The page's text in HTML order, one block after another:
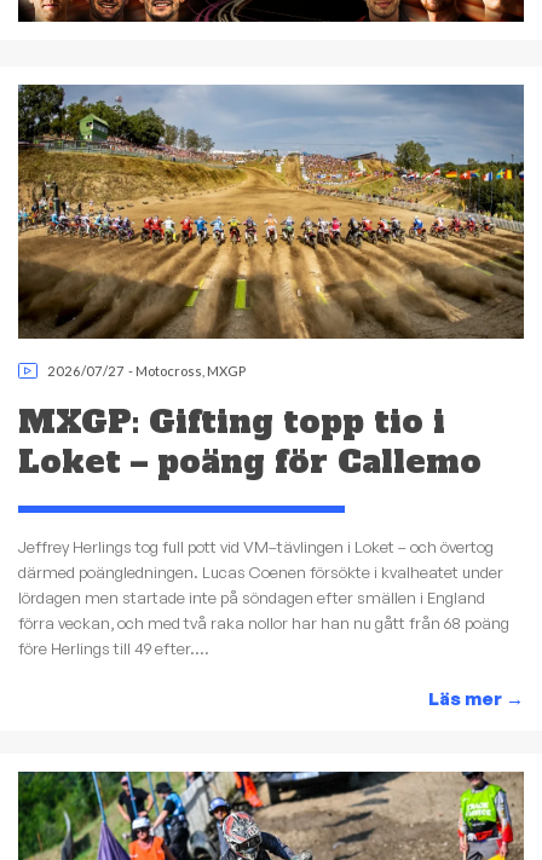
2026/07/27 - Motocross MXGP
MXGP: Gifting topp tio i
Loket – poäng för Callemo
Jeffrey Herlings tog full pott vid VM–tävlingen i Loket – och övertog
därmed poängledningen. Lucas Coenen försökte i kvalheatet under
lördagen men startade inte på söndagen efter smällen i England
förra veckan, och med två raka nollor har han nu gått från 68 poäng
före Herlings till 49 efter....
Läs mer →